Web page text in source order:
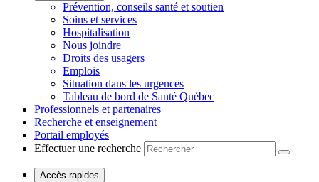
Prévention, conseils santé et soutien
Soins et services
Hospitalisation
Nous joindre
Droits des usagers
Emplois
Situation dans les urgences
Tableau de bord de Santé Québec
Professionnels et partenaires
Recherche et enseignement
Portail employés
Effectuer une recherche
Accès rapides